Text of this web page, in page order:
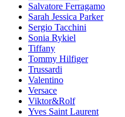
Salvatore Ferragamo
Sarah Jessica Parker
Sergio Tacchini
Sonia Rykiel
Tiffany
Tommy Hilfiger
Trussardi
Valentino
Versace
Viktor&Rolf
Yves Saint Laurent